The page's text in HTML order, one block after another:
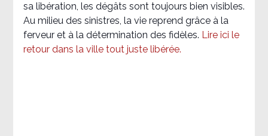
sa libération, les dégâts sont toujours bien visibles.
Au milieu des sinistres, la vie reprend grâce à la
ferveur et à la détermination des fidèles. Lire ici le
retour dans la ville tout juste libérée.